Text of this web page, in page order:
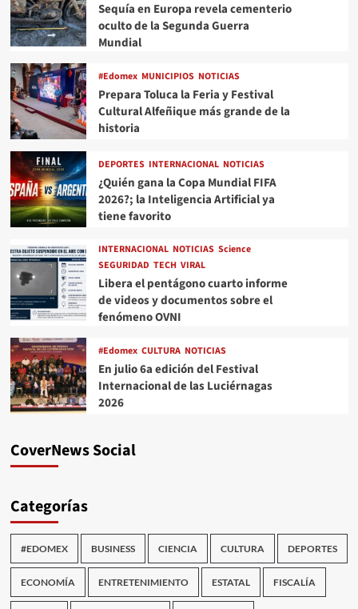
Sequía en Europa revela cementerio
oculto de la Segunda Guerra
Mundial
#Edomex MUNICIPIOS NOTICIAS
Prepara Toluca la Feria y Festival
Cultural Alfeñique más grande de la
historia
DEPORTES INTERNACIONAL NOTICIAS
¿Quién gana la Copa Mundial FIFA
2026?; la Inteligencia Artificial ya
tiene favorito
INTERNACIONAL NOTICIAS Science
SEGURIDAD TECH VIRAL
Libera el pentágono cuarto informe
de videos y documentos sobre el
fenómeno OVNI
#Edomex CULTURA NOTICIAS
En julio 6a edición del Festival
Internacional de las Luciérnagas
2026
CoverNews Social
Categorías
#EDOMEX BUSINESS CIENCIA CULTURA DEPORTES
ECONOMÍA ENTRETENIMIENTO ESTATAL FISCALÍA